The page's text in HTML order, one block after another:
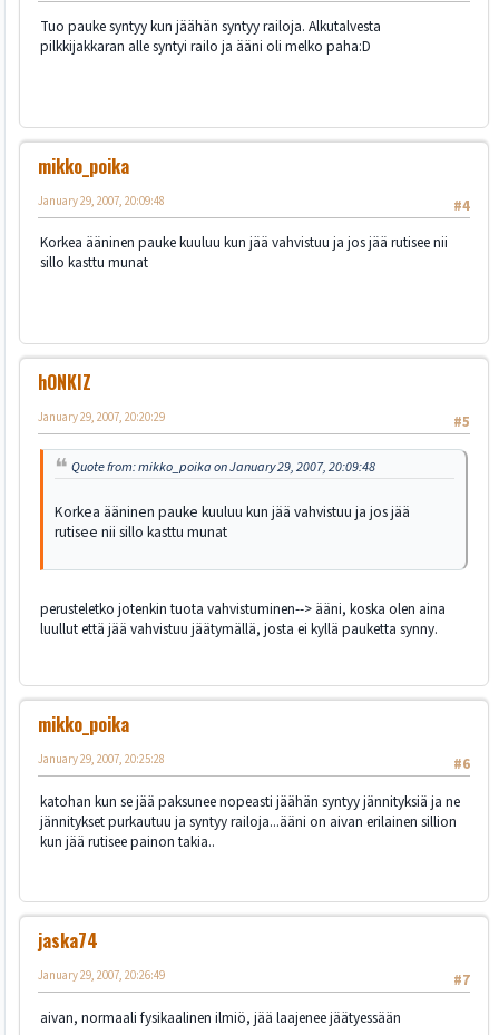
Tuo pauke syntyy kun jäähän syntyy railoja. Alkutalvesta
pilkkijakkaran alle syntyi railo ja ääni oli melko paha:D
mikko_poika
#4
January 29, 2007, 20:09:48
Korkea ääninen pauke kuuluu kun jää vahvistuu ja jos jää rutisee nii
sillo kasttu munat
hONKIZ
#5
January 29, 2007, 20:20:29
Quote from: mikko_poika on January 29, 2007, 20:09:48
Korkea ääninen pauke kuuluu kun jää vahvistuu ja jos jää
rutisee nii sillo kasttu munat
perusteletko jotenkin tuota vahvistuminen--> ääni, koska olen aina
luullut että jää vahvistuu jäätymällä, josta ei kyllä pauketta synny.
mikko_poika
#6
January 29, 2007, 20:25:28
katohan kun se jää paksunee nopeasti jäähän syntyy jännityksiä ja ne
jännitykset purkautuu ja syntyy railoja...ääni on aivan erilainen sillion
kun jää rutisee painon takia..
jaska74
#7
January 29, 2007, 20:26:49
aivan, normaali fysikaalinen ilmiö, jää laajenee jäätyessään